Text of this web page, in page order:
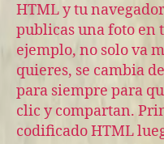
HTML y tu
publicas una foto en
ejemplo, no solo va
quieres, se cambia
para siempre para
clic y compartan.
codificado HTML